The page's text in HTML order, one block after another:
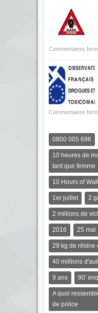
Commentaires
Commentaires
0800 005 696
10 heures de
tant que femme
10 Hours of
1er juillet 2
2 millions de
2016 25 mai
29 kg de résine
40 millions
9 ans 90'
A quoi
de police